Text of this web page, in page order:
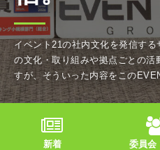
イベント21の社内文化を発信す
の文化・取り組みや拠点ごとの
すが、そういった内容をこの
新着 委員会